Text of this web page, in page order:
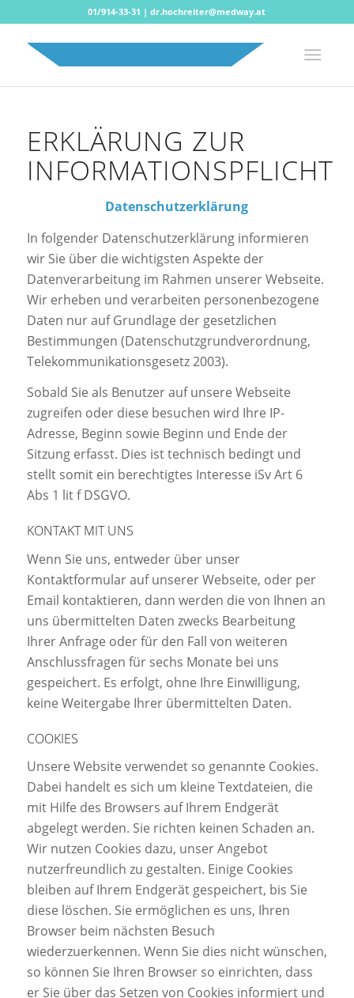
01/914-33-31 |dr.hochreiter@medway.at
ERKLÄRUNG ZUR
INFORMATIONSPFLICHT
Datenschutzerklärung
In folgender Datenschutzerklärung informieren
wir Sie über die wichtigsten Aspekte der
Datenverarbeitung im Rahmen unserer Webseite.
Wir erheben und verarbeiten personenbezogene
Daten nur auf Grundlage der gesetzlichen
Bestimmungen (Datenschutzgrundverordnung,
Telekommunikationsgesetz 2003).
Sobald Sie als Benutzer auf unsere Webseite
zugreifen oder diese besuchen wird Ihre IP-
Adresse, Beginn sowie Beginn und Ende der
Sitzung erfasst. Dies ist technisch bedingt und
stellt somit ein berechtigtes Interesse iSv Art 6
Abs 1 lit f DSGVO.
KONTAKT MIT UNS
Wenn Sie uns, entweder über unser
Kontaktformular auf unserer Webseite, oder per
Email kontaktieren, dann werden die von Ihnen an
uns übermittelten Daten zwecks Bearbeitung
Ihrer Anfrage oder für den Fall von weiteren
Anschlussfragen für sechs Monate bei uns
gespeichert. Es erfolgt, ohne Ihre Einwilligung,
keine Weitergabe Ihrer übermittelten Daten.
COOKIES
Unsere Website verwendet so genannte Cookies.
Dabei handelt es sich um kleine Textdateien, die
mit Hilfe des Browsers auf Ihrem Endgerät
abgelegt werden. Sie richten keinen Schaden an.
Wir nutzen Cookies dazu, unser Angebot
nutzerfreundlich zu gestalten. Einige Cookies
bleiben auf Ihrem Endgerät gespeichert, bis Sie
diese löschen. Sie ermöglichen es uns, Ihren
Browser beim nächsten Besuch
wiederzuerkennen. Wenn Sie dies nicht wünschen,
so können Sie Ihren Browser so einrichten, dass
er Sie über das Setzen von Cookies informiert und